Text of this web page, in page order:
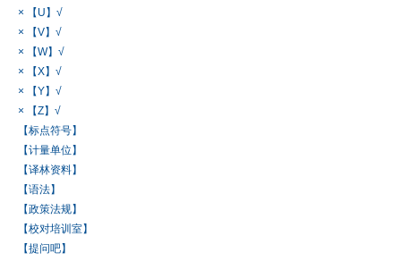
× 【U】√
× 【V】√
× 【W】√
× 【X】√
× 【Y】√
× 【Z】√
【标点符号】
【计量单位】
【译林资料】
【语法】
【政策法规】
【校对培训室】
【提问吧】